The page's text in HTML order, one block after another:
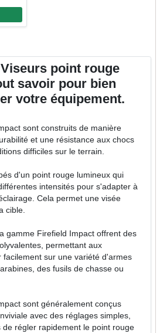
point rouge
savoir pour bien
votre équipement.
sont construits de manière
et une résistance aux chocs
difficiles sur le terrain.
d'un point rouge lumineux qui
intensités pour s'adapter à
Cela permet une visée
cible.
gamme Firefield Impact offrent des
permettant aux
facilement sur une variété d'armes
des fusils de chasse ou
sont généralement conçus
avec des réglages simples,
de régler rapidement le point rouge